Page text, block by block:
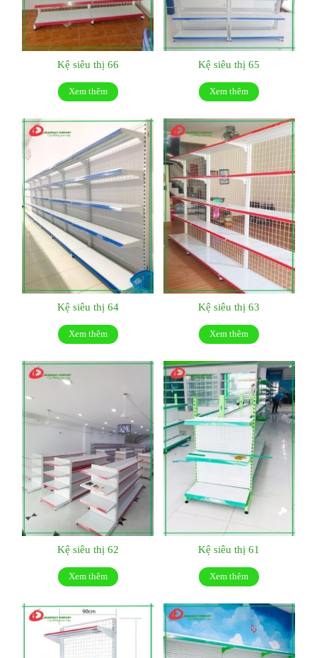
Kệ siêu thị 66
Xem thêm
Kệ siêu thị 65
Xem thêm
Kệ siêu thị 64
Xem thêm
Kệ siêu thị 63
Xem thêm
Kệ siêu thị 62
Xem thêm
Kệ siêu thị 61
Xem thêm